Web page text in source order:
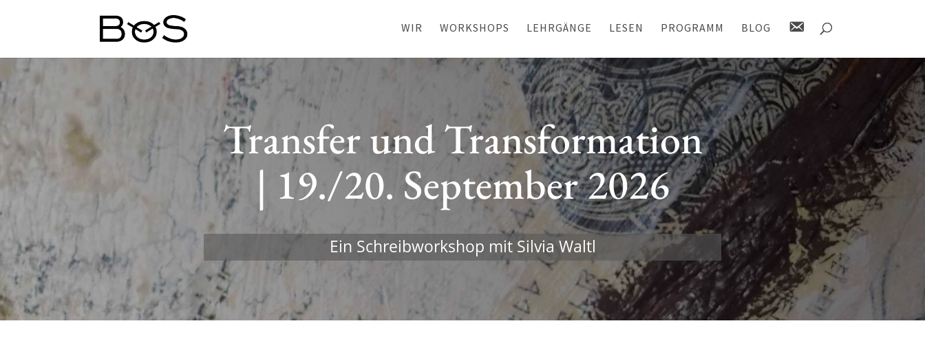
WIR WORKSHOPS LEHRGÄNGE LESEN PROGRAMM BLOG K
O
T
A
K
T
Transfer und Trans­for­ma­tion
| 19./20. September 2026
Ein Schreib­work­shop mit Silvia Waltl